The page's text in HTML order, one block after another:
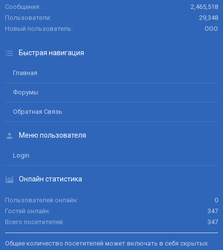
Сообщения
2,465,518
Пользователи
29,348
Новый пользователь
ООО
Быстрая навигация
Главная
Форумы
Обратная Связь
Меню пользователя
Login
Онлайн статистика
Пользователей онлайн
0
Гостей онлайн
347
Всего посетителей
347
Общее количество посетителей может включать в себя скрытых